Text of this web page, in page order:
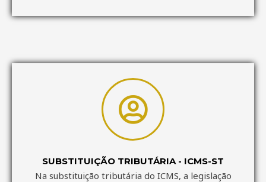
SUBSTITUIÇÃO TRIBUTÁRIA - ICMS-ST
Na substituição tributária do ICMS, a legislação